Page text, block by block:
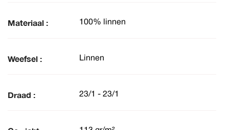
Materiaal : 100% linnen
Weefsel : Linnen
Draad : 23/1 - 23/1